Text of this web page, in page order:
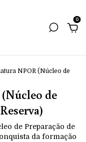
0
NPOR (Núcleo de
de
de Preparação de
da formação